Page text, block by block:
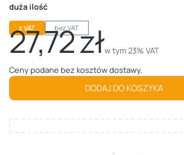
duża ilość
z VAT bez VAT
Cena
27,72 złw tym 23% VAT
w tym23% VAT
Ceny podane bez kosztów dostawy.
DODAJ DO KOSZYKA